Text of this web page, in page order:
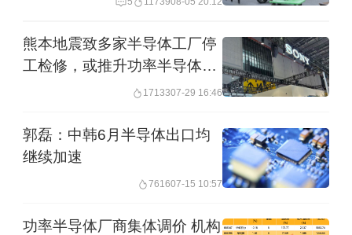
熊本地震致多家半导体工厂停
工检修，或推升功率半导体价
1713307-29 16:46
郭磊：中韩6月半导体出口均
继续加速
761607-15 10:57
功率半导体厂商集体调价 机构